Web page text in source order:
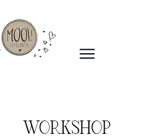
WORKSHOP